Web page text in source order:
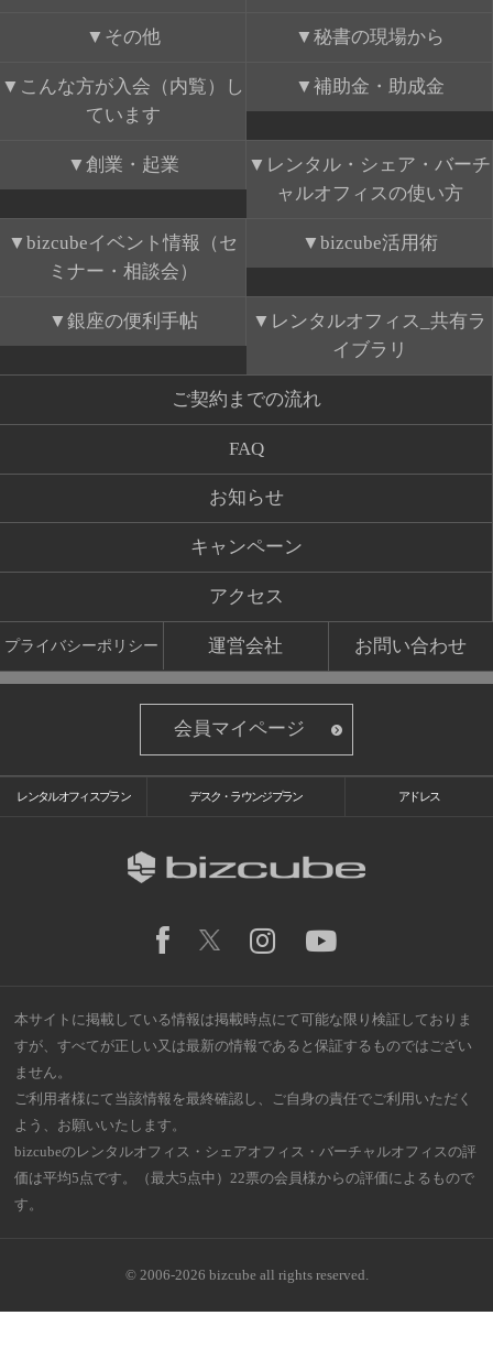
その他 秘書の現場から
こんな方が入会（内覧）し
ています
補助金・助成金
創業・起業
レンタル・シェア・バーチ
ャルオフィスの使い方
bizcubeイベント情報（セ
ミナー・相談会）
bizcube活用術
銀座の便利手帖
レンタルオフィス_共有ラ
イブラリ
ご契約までの流れ
FAQ
お知らせ
キャンペーン
アクセス
プライバシーポリシー 運営会社 お問い合わせ
会員マイページ
レンタルオフィスプラン デスク・ラウンジプラン アドレス
本サイトに掲載している情報は掲載時点にて可能な限り検証しておりま
すが、すべてが正しい又は最新の情報であると保証するものではござい
ません。
ご利用者様にて当該情報を最終確認し、ご自身の責任でご利用いただく
よう、お願いいたします。
bizcubeのレンタルオフィス・シェアオフィス・バーチャルオフィスの評
価は平均5点です。（最大5点中）22票の会員様からの評価によるもので
す。
© 2006-2026 bizcube all rights reserved.